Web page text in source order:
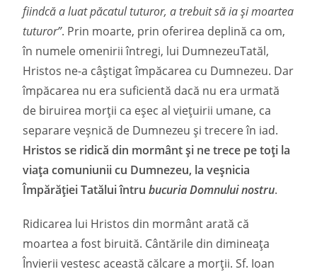
fiindcă a luat păcatul tuturor, a trebuit să ia și moartea
tuturor”. Prin moarte, prin oferirea deplină ca om,
în numele omenirii întregi, lui DumnezeuTatăl,
Hristos ne-a câștigat împăcarea cu Dumnezeu. Dar
împăcarea nu era suficientă dacă nu era urmată
de biruirea morții ca eșec al viețuirii umane, ca
separare veșnică de Dumnezeu și trecere în iad.
Hristos se ridică din mormânt și ne trece pe toți la
viața comuniunii cu Dumnezeu, la veșnicia
Împărăției Tatălui întrubucuria Domnului nostru.
Ridicarea lui Hristos din mormânt arată că
moartea a fost biruită. Cântările din dimineața
Învierii vestesc această călcare a morţii. Sf. Ioan